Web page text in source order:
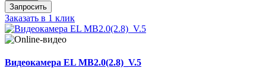
Запросить
Заказать в 1 клик
Видеокамера EL MB2.0(2.8)_V.5